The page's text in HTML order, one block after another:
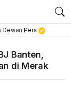
Pers
Banten,
di Merak